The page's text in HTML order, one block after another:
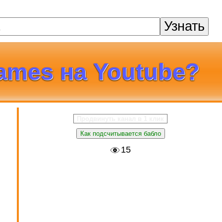
Узнать
на Youtube?
Как подсчитывается бабло
15